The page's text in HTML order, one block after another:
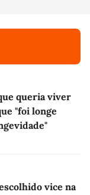
queria viver
"foi longe
vice na